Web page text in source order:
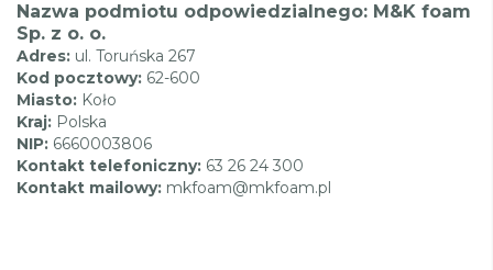
Nazwa podmiotu odpowiedzialnego: M&K foam
Sp. z o. o.
Adres: ul. Toruńska 267
Kod pocztowy: 62-600
Miasto: Koło
Kraj: Polska
NIP: 6660003806
Kontakt telefoniczny: 63 26 24 300
Kontakt mailowy: mkfoam@mkfoam.pl